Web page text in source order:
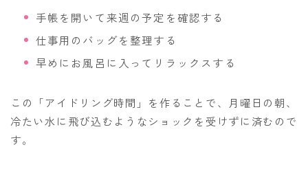
手帳を開いて来週の予定を確認する
仕事用のバッグを整理する
早めにお風呂に入ってリラックスする
この「アイドリング時間」を作ることで、月曜日の朝、
冷たい水に飛び込むようなショックを受けずに済むので
す。